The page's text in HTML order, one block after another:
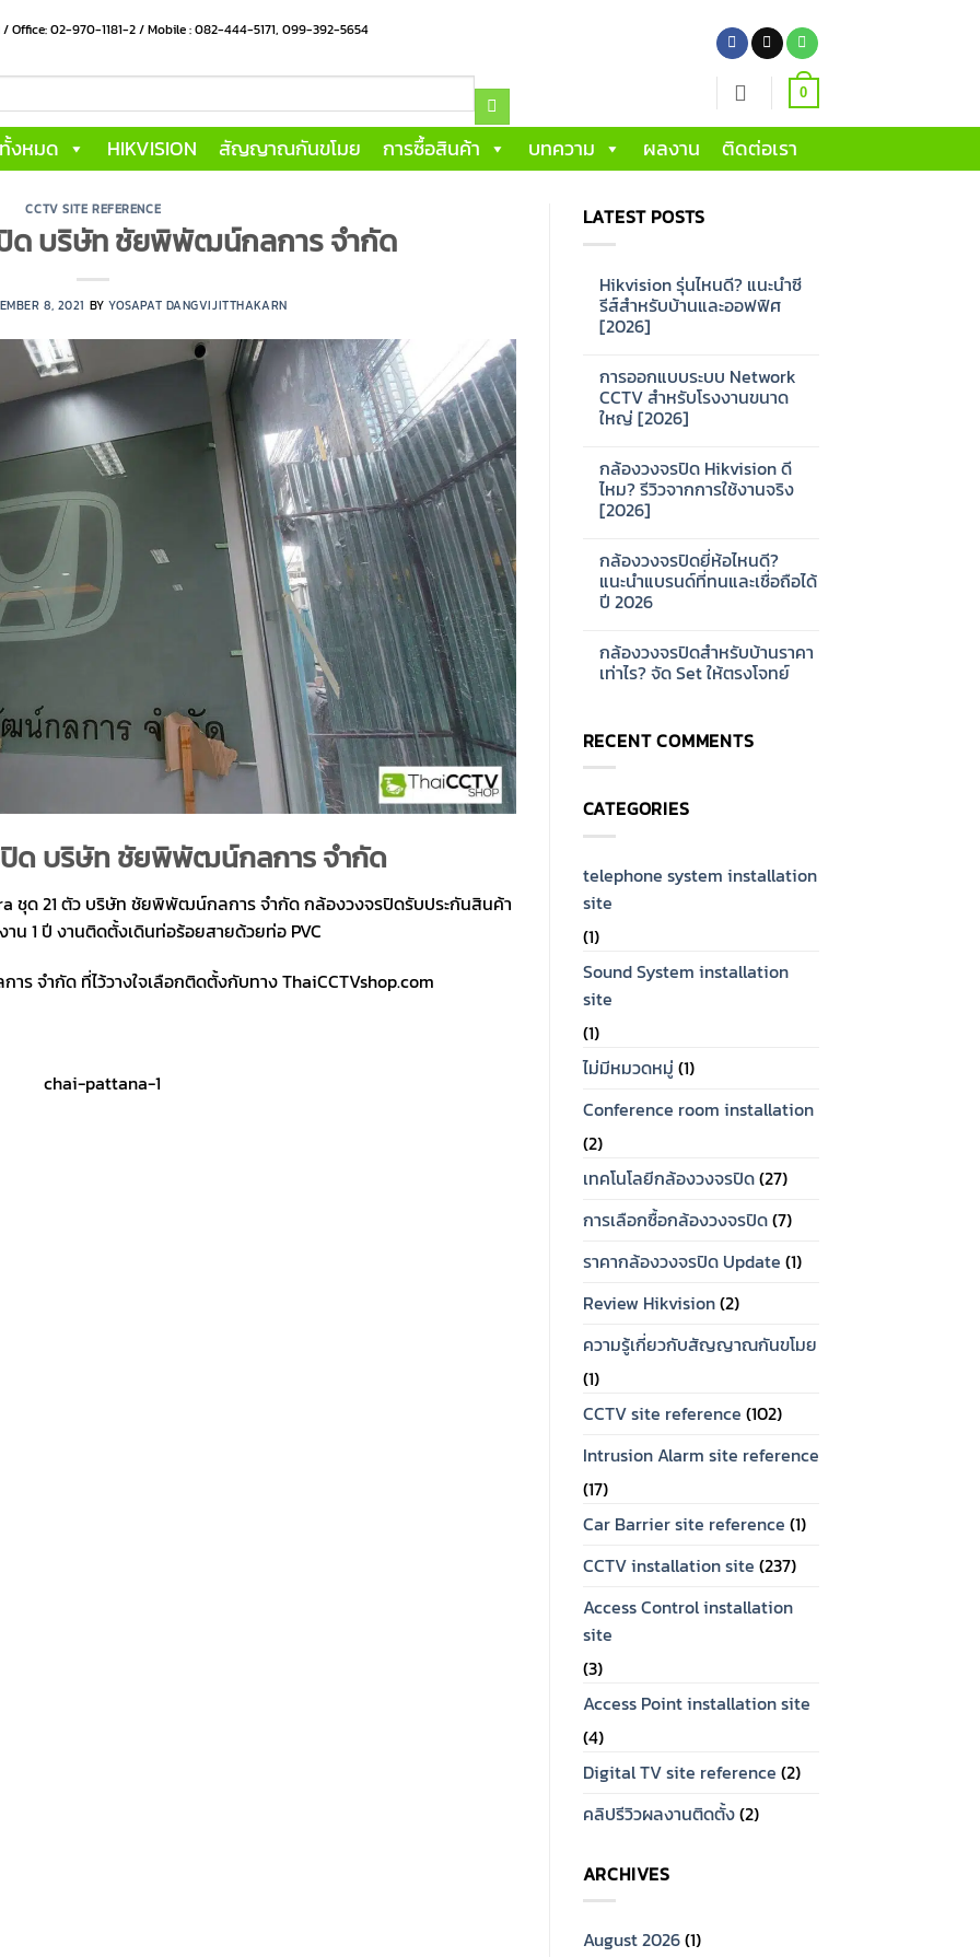
Office: 02-970-1181-2 / Mobile : 082-444-5171, 099-392-5654
0
งหมด HIKVISION สัญญาณกันขโมย การซื้อสินค้า บทความ ผลงาน ติดต่อเรา
CCTV SITE REFERENCE
ด บริษัท ชัยพิพัฒน์กลการ จำกัด
8, 2021 BYYOSAPAT DANGVIJITTHAKARN
ด บริษัท ชัยพิพัฒน์กลการ จำกัด
ชุด 21 ตัว บริษัท ชัยพิพัฒน์กลการ จำกัด กล้องวงจรปิดรับประกันสินค้า
าน 1 ปี งานติดตั้งเดินท่อร้อยสายด้วยท่อ PVC
จำกัด ที่ไว้วางใจเลือกติดตั้งกับทาง ThaiCCTVshop.com
LATEST POSTS
Hikvision รุ่นไหนดี? แนะนำซี
รีส์สำหรับบ้านและออฟฟิศ
[2026]
on
Hikvision
รุ่น
ไหน
ซี
รีส์
สำหรับ
บ้าน
และ
การออกแบบระบบ Network
CCTV สำหรับโรงงานขนาด
ใหญ่ [2026]
on
การ
ออกแบบ
ระบบ
สำหรับ
โรงงาน
ขนาด
ใหญ่
[2026]
กล้องวงจรปิด Hikvision ดี
ไหม? รีวิวจากการใช้งานจริง
[2026]
on
กล้อง
วงจรปิด
Hikvision
รีวิว
จาก
การ
[2026]
กล้องวงจรปิดยี่ห้อไหนดี?
แนะนำแบรนด์ที่ทนและเชื่อถือได้
ปี 2026
on
กล้อง
วงจรปิด
แนะนำ
แบรนด์
ที่
เชื่อ
ได้
กล้องวงจรปิดสำหรับบ้านราคา
เท่าไร? จัด Set ให้ตรงโจทย์
กล้อง
วงจรปิด
สำหรับ
เท่าไร?
Set
โจทย์
RECENT COMMENTS
CATEGORIES
telephone system installation
site
(1)
Sound System installation
site
(1)
ไม่มีหมวดหมู่ (1)
Conference room installation
(2)
เทคโนโลยีกล้องวงจรปิด(27)
การเลือกซื้อกล้องวงจรปิด(7)
ราคากล้องวงจรปิด Update (1)
Review Hikvision(2)
ความรู้เกี่ยวกับสัญญาณกันขโมย
(1)
CCTV site reference (102)
Intrusion Alarm site reference
(17)
Car Barrier site reference (1)
CCTV installation site (237)
Access Control installation
site
(3)
Access Point installation site
(4)
Digital TV site reference (2)
คลิปรีวิวผลงานติดตั้ง(2)
ARCHIVES
August 2026(1)